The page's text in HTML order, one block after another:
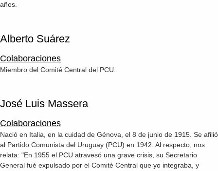
años.
Alberto Suárez
Colaboraciones
Miembro del Comité Central del PCU.
José Luis Massera
Colaboraciones
Nació en Italia, en la cuidad de Génova, el 8 de junio de 1915. Se afilió
al Partido Comunista del Uruguay (PCU) en 1942. Al respecto, nos
relata: "En 1955 el PCU atravesó una grave crisis, su Secretario
General fué expulsado por el Comité Central que yo integraba, y